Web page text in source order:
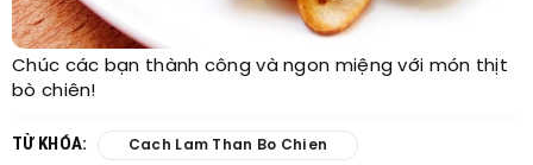
Chúc các bạn thành công và ngon miệng với món thịt
bò chiên!
TỪ KHÓA: Cach Lam Than Bo Chien